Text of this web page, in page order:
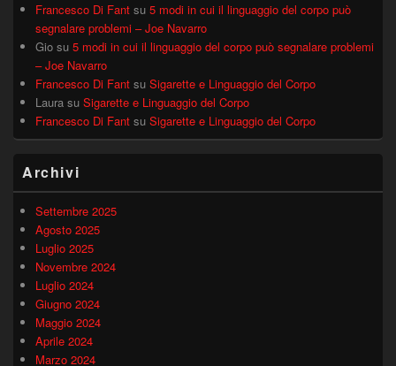
Francesco Di Fant su 5 modi in cui il linguaggio del corpo può
segnalare problemi – Joe Navarro
Gio su 5 modi in cui il linguaggio del corpo può segnalare problemi
– Joe Navarro
Francesco Di Fant su Sigarette e Linguaggio del Corpo
Laura su Sigarette e Linguaggio del Corpo
Francesco Di Fant su Sigarette e Linguaggio del Corpo
Archivi
Settembre 2025
Agosto 2025
Luglio 2025
Novembre 2024
Luglio 2024
Giugno 2024
Maggio 2024
Aprile 2024
Marzo 2024